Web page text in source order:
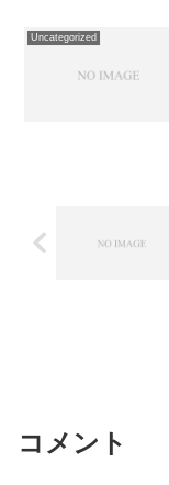
Uncategorized
コメント